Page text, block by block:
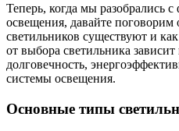
Теперь, когда мы разобрались
освещения, давайте
светильников существуют и
от выбора светильника зависит
долговечность,
системы освещения.
Основные типы